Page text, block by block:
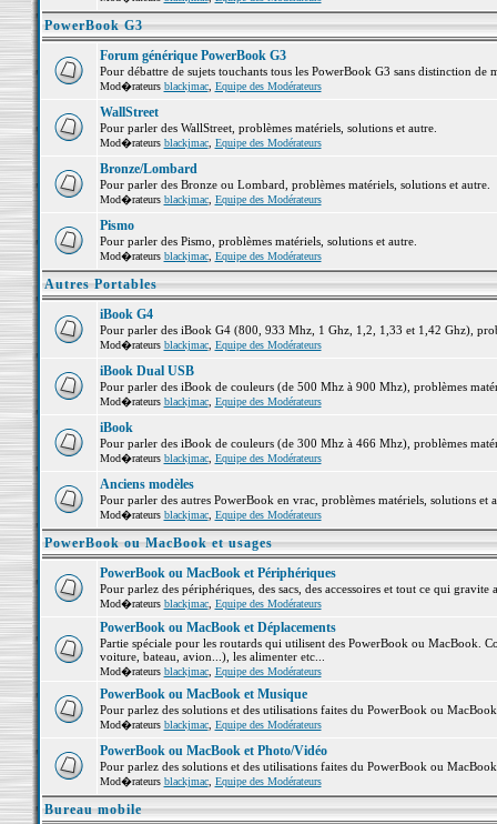
PowerBook G3
Forum générique PowerBook G3
Pour débattre de sujets touchants tous les PowerBook G3 sans distinction de
Mod�rateurs blackjmac, Equipe des Modérateurs
WallStreet
Pour parler des WallStreet, problèmes matériels, solutions et autre.
Mod�rateurs blackjmac, Equipe des Modérateurs
Bronze/Lombard
Pour parler des Bronze ou Lombard, problèmes matériels, solutions et autre.
Mod�rateurs blackjmac, Equipe des Modérateurs
Pismo
Pour parler des Pismo, problèmes matériels, solutions et autre.
Mod�rateurs blackjmac, Equipe des Modérateurs
Autres Portables
iBook G4
Pour parler des iBook G4 (800, 933 Mhz, 1 Ghz, 1,2, 1,33 et 1,42 Ghz),
Mod�rateurs blackjmac, Equipe des Modérateurs
iBook Dual USB
Pour parler des iBook de couleurs (de 500 Mhz à 900 Mhz), problèmes
Mod�rateurs blackjmac, Equipe des Modérateurs
iBook
Pour parler des iBook de couleurs (de 300 Mhz à 466 Mhz), problèmes
Mod�rateurs blackjmac, Equipe des Modérateurs
Anciens modèles
Pour parler des autres PowerBook en vrac, problèmes matériels, solutions et
Mod�rateurs blackjmac, Equipe des Modérateurs
PowerBook ou MacBook et usages
PowerBook ou MacBook et Périphériques
Pour parlez des périphériques, des sacs, des accessoires et tout ce qui
Mod�rateurs blackjmac, Equipe des Modérateurs
PowerBook ou MacBook et Déplacements
Partie spéciale pour les routards qui utilisent des PowerBook ou MacBook.
voiture, bateau, avion...), les alimenter etc...
Mod�rateurs blackjmac, Equipe des Modérateurs
PowerBook ou MacBook et Musique
Pour parlez des solutions et des utilisations faites du PowerBook ou
Mod�rateurs blackjmac, Equipe des Modérateurs
PowerBook ou MacBook et Photo/Vidéo
Pour parlez des solutions et des utilisations faites du PowerBook ou
Mod�rateurs blackjmac, Equipe des Modérateurs
Bureau mobile